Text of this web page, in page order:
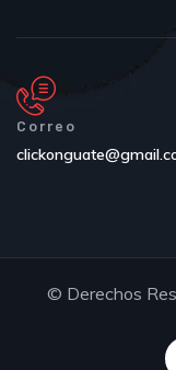
Correo
© Derechos